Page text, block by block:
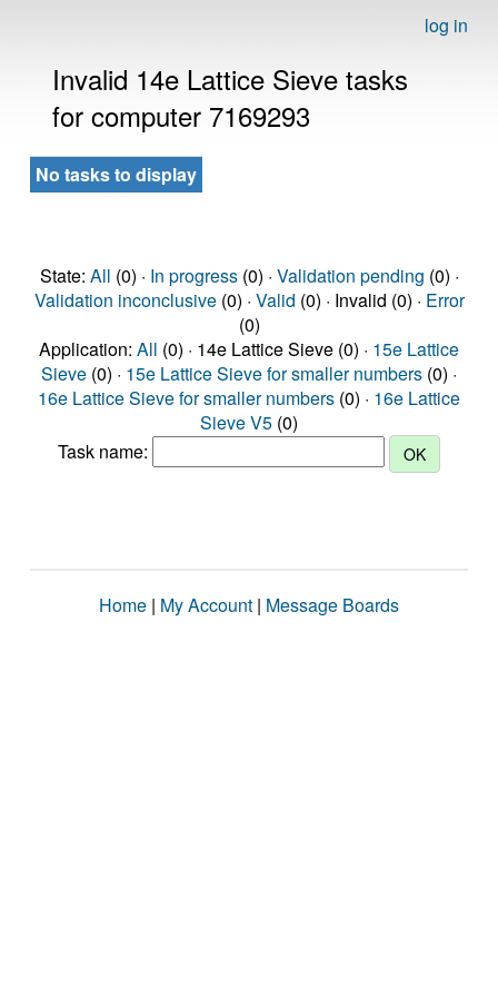
log in
Invalid 14e Lattice Sieve tasks
for computer 7169293
No tasks to display
State: All (0) · In progress(0) · Validation pending (0) ·
Validation inconclusive(0) · Valid (0) · Invalid (0) · Error
(0)
Application: All (0) · 14e Lattice Sieve (0) · 15e Lattice
Sieve (0) · 15e Lattice Sieve for smaller numbers (0) ·
16e Lattice Sieve for smaller numbers (0) · 16e Lattice
Sieve V5 (0)
Task name:
Home | My Account | Message Boards